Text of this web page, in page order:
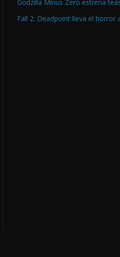
Godzilla Minus Zero estrena
Fall 2: Deadpoint lleva el horror